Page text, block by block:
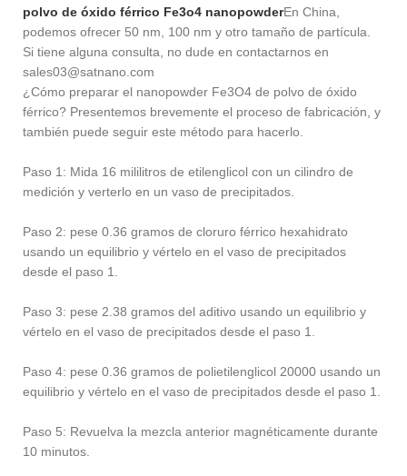
polvo de óxido férrico Fe3o4 nanopowderEn China,
podemos ofrecer 50 nm, 100 nm y otro tamaño de partícula.
Si tiene alguna consulta, no dude en contactarnos en
sales03@satnano.com
¿Cómo preparar el nanopowder Fe3O4 de polvo de óxido
férrico? Presentemos brevemente el proceso de fabricación, y
también puede seguir este método para hacerlo.
Paso 1: Mida 16 mililitros de etilenglicol con un cilindro de
medición y verterlo en un vaso de precipitados.
Paso 2: pese 0.36 gramos de cloruro férrico hexahidrato
usando un equilibrio y vértelo en el vaso de precipitados
desde el paso 1.
Paso 3: pese 2.38 gramos del aditivo usando un equilibrio y
vértelo en el vaso de precipitados desde el paso 1.
Paso 4: pese 0.36 gramos de polietilenglicol 20000 usando un
equilibrio y vértelo en el vaso de precipitados desde el paso 1.
Paso 5: Revuelva la mezcla anterior magnéticamente durante
10 minutos.